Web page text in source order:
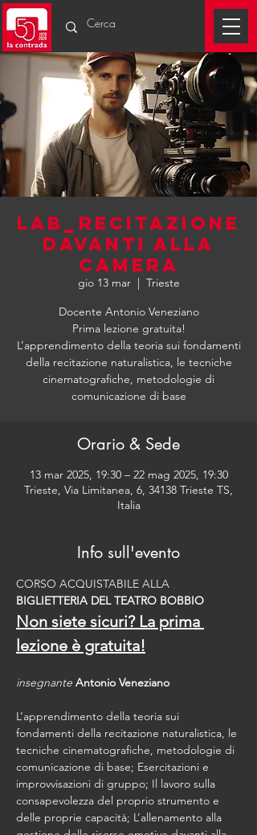
LAB_RECITAZIONE
DAVANTI ALLA
CAMERA
gio 13 mar
  |
Trieste
Docente Antonio Veneziano
Prima lezione gratuita!
L’apprendimento della teoria sui fondamenti
della recitazione naturalistica, le tecniche
cinematografiche, metodologie di
comunicazione di base
Orario & Sede
13 mar 2025, 19:30 – 22 mag 2025, 19:30
Trieste, Via Limitanea, 6, 34138 Trieste TS,
Italia
Info sull'evento
CORSO ACQUISTABILE ALLA
BIGLIETTERIA DEL TEATRO BOBBIO
Non siete sicuri? La prima
lezione è gratuita!
insegnante Antonio Veneziano
L’apprendimento della teoria sui
fondamenti della recitazione naturalistica, le
tecniche cinematografiche, metodologie di
comunicazione di base; Esercitazioni e
improvvisazioni di gruppo; Il lavoro sulla
consapevolezza del proprio strumento e
delle proprie capacità; L’allenamento alla